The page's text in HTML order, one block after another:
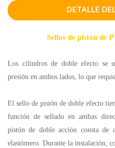
DETALLE
Sellos de pistón de
Los cilindros de doble efecto se
presión en ambos lados, lo que
El sello de pistón de doble efecto
función de sellado en ambas
pistón de doble acción consta
elastómero. Durante la instalación,